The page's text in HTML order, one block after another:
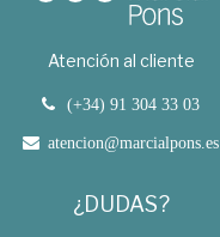
Atención al cliente
(+34) 91 304 33 03
atencion@marcialpons.es
¿DUDAS?